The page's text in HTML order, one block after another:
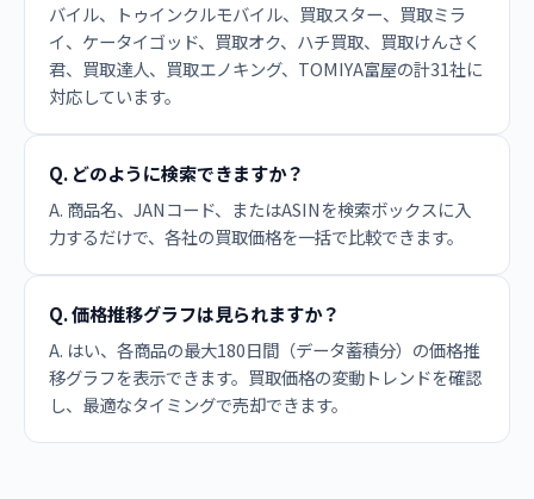
バイル、トゥインクルモバイル、買取スター、買取ミラ
イ、ケータイゴッド、買取オク、ハチ買取、買取けんさく
君、買取達人、買取エノキング、TOMIYA富屋の計31社に
対応しています。
Q. どのように検索できますか？
A. 商品名、JANコード、またはASINを検索ボックスに入
力するだけで、各社の買取価格を一括で比較できます。
Q. 価格推移グラフは見られますか？
A. はい、各商品の最大180日間（データ蓄積分）の価格推
移グラフを表示できます。買取価格の変動トレンドを確認
し、最適なタイミングで売却できます。